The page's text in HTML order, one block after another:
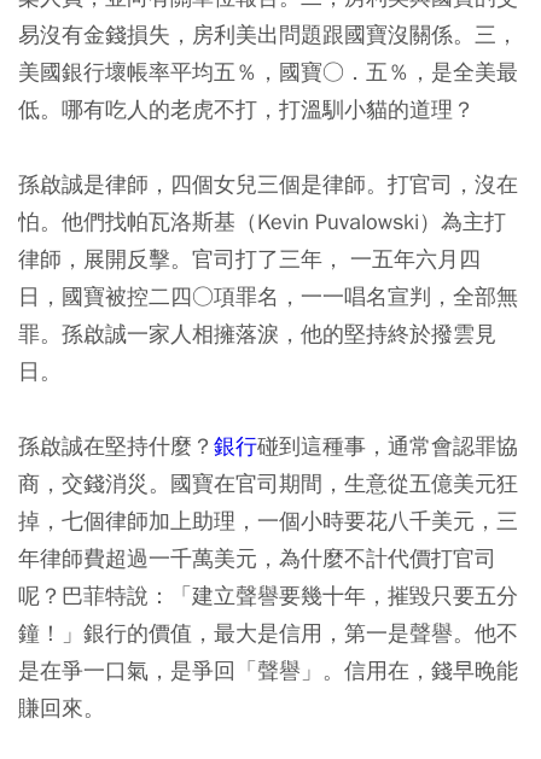
易沒有金錢損失，房利美出問題跟國寶沒關係。三，
美國銀行壞帳率平均五％，國寶○．五％，是全美最
低。哪有吃人的老虎不打，打溫馴小貓的道理？
孫啟誠是律師，四個女兒三個是律師。打官司，沒在
怕。他們找帕瓦洛斯基（Kevin Puvalowski）為主打
律師，展開反擊。官司打了三年， 一五年六月四
日，國寶被控二四○項罪名，一一唱名宣判，全部無
罪。孫啟誠一家人相擁落淚，他的堅持終於撥雲見
日。
孫啟誠在堅持什麼？ 銀行碰到這種事，通常會認罪協
商，交錢消災。國寶在官司期間，生意從五億美元狂
掉，七個律師加上助理，一個小時要花八千美元，三
年律師費超過一千萬美元，為什麼不計代價打官司
呢？巴菲特說：「建立聲譽要幾十年，摧毀只要五分
鐘！」銀行的價值，最大是信用，第一是聲譽。他不
是在爭一口氣，是爭回「聲譽」。信用在，錢早晚能
賺回來。